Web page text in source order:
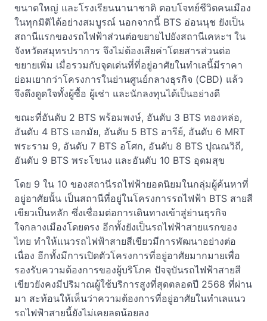
ขนาดใหญ่ และโรงเรียนนานาชาติ ตอบโจทย์ชีวิตคนเมือง
ในทุกมิติได้อย่างสมบูรณ์ นอกจากนี้ BTS อ่อนนุช ยังเป็น
สถานีแรกของรถไฟฟ้าส่วนต่อขยายไปยังสถานีเคหะฯ ใน
จังหวัดสมุทรปราการ จึงไม่ต้องเสียค่าโดยสารส่วนต่อ
ขยายเพิ่ม เมื่อรวมกับจุดเด่นที่ที่อยู่อาศัยในทำเลนี้มีราคา
ย่อมเยากว่าโครงการในย่านศูนย์กลางธุรกิจ (CBD) แล้ว
จึงดึงดูดใจทั้งผู้ซื้อ ผู้เช่า และนักลงทุนได้เป็นอย่างดี
ขณะที่อันดับ 2 BTS พร้อมพงษ์, อันดับ 3 BTS ทองหล่อ,
อันดับ 4 BTS เอกมัย, อันดับ 5 BTS อารีย์, อันดับ 6 MRT
พระราม 9, อันดับ 7 BTS อโศก, อันดับ 8 BTS ปุณณวิถี,
อันดับ 9 BTS พระโขนง และอันดับ 10 BTS อุดมสุข
โดย 9 ใน 10 ของสถานีรถไฟฟ้ายอดนิยมในกลุ่มผู้ค้นหาที่
อยู่อาศัยนั้น เป็นสถานีที่อยู่ในโครงการรถไฟฟ้า BTS สายสี
เขียวเป็นหลัก ซึ่งเชื่อมต่อการเดินทางเข้าสู่ย่านธุรกิจ
ใจกลางเมืองโดยตรง อีกทั้งยังเป็นรถไฟฟ้าสายแรกของ
ไทย ทำให้แนวรถไฟฟ้าสายสีเขียวมีการพัฒนาอย่างต่อ
เนื่อง อีกทั้งมีการเปิดตัวโครงการที่อยู่อาศัยมากมายเพื่อ
รองรับความต้องการของผู้บริโภค ปัจจุบันรถไฟฟ้าสายสี
เขียวยังคงมีปริมาณผู้ใช้บริการสูงที่สุดตลอดปี 2568 ที่ผ่าน
มา สะท้อนให้เห็นว่าความต้องการที่อยู่อาศัยในทำเลแนว
รถไฟฟ้าสายนี้ยังไม่เคยลดน้อยลง